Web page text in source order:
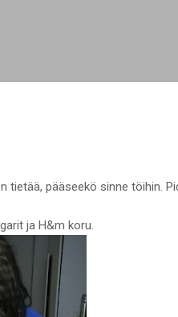
pääseekö sinne töihin.
ja H&m koru.